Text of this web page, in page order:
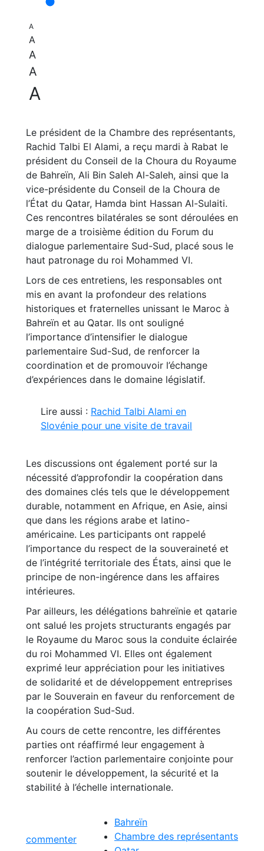
A
A
A
A
A
Le président de la Chambre des représentants,
Rachid Talbi El Alami, a reçu mardi à Rabat le
président du Conseil de la Choura du Royaume
de Bahreïn, Ali Bin Saleh Al-Saleh, ainsi que la
vice-présidente du Conseil de la Choura de
l’État du Qatar, Hamda bint Hassan Al-Sulaiti.
Ces rencontres bilatérales se sont déroulées en
marge de a troisième édition du Forum du
dialogue parlementaire Sud-Sud, placé sous le
haut patronage du roi Mohammed VI.
Lors de ces entretiens, les responsables ont
mis en avant la profondeur des relations
historiques et fraternelles unissant le Maroc à
Bahreïn et au Qatar. Ils ont souligné
l’importance d’intensifier le dialogue
parlementaire Sud-Sud, de renforcer la
coordination et de promouvoir l’échange
d’expériences dans le domaine législatif.
Lire aussi : Rachid Talbi Alami en
Slovénie pour une visite de travail
Les discussions ont également porté sur la
nécessité d’approfondir la coopération dans
des domaines clés tels que le développement
durable, notamment en Afrique, en Asie, ainsi
que dans les régions arabe et latino-
américaine. Les participants ont rappelé
l’importance du respect de la souveraineté et
de l’intégrité territoriale des États, ainsi que le
principe de non-ingérence dans les affaires
intérieures.
Par ailleurs, les délégations bahreïnie et qatarie
ont salué les projets structurants engagés par
le Royaume du Maroc sous la conduite éclairée
du roi Mohammed VI. Elles ont également
exprimé leur appréciation pour les initiatives
de solidarité et de développement entreprises
par le Souverain en faveur du renforcement de
la coopération Sud-Sud.
Au cours de cette rencontre, les différentes
parties ont réaffirmé leur engagement à
renforcer l’action parlementaire conjointe pour
soutenir le développement, la sécurité et la
stabilité à l’échelle internationale.
commenter
Bahreïn
Chambre des représentants